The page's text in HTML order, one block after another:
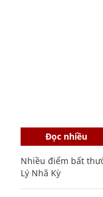
Đọc nhiều
Nhiều điểm bất
Lý Nhã Kỳ